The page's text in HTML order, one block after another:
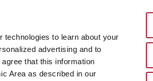
to learn about your
advertising and to
that this information
Area as described in our